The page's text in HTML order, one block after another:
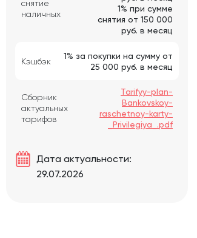
снятие
наличных
1% при сумме
снятия от 150 000
руб. в месяц
Кэшбэк
1% за покупки на сумму от
25 000 руб. в месяц
Сборник
актуальных
тарифов
Tarifyy-plan-
Bankovskoy-
raschetnoy-karty-
_Privilegiya_.pdf
Дата актуальности:
29.07.2026